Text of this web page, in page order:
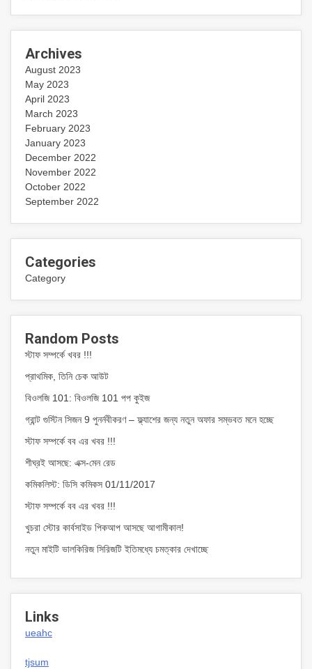
Archives
August 2023
May 2023
April 2023
March 2023
February 2023
January 2023
December 2022
November 2022
October 2022
September 2022
Categories
Category
Random Posts
স্টাফ সম্পর্কে খবর !!!
প্রাথমিক, তিনি চেক আউট
বিওলজি 101: বিওলজি 101 পপ কুইজ
গ্রান্ট গুস্টিন সিজন 9 পুনর্নবীকরণ – ফ্ল্যাশের জন্য নতুন অফার সম্ভবত মনে হচ্ছে
স্টাফ সম্পর্কে বব এর খবর !!!
শীঘ্রই আসছে: এক্স-মেন রেড
কমিকলিস্ট: ডিসি কমিকস 01/11/2017
স্টাফ সম্পর্কে বব এর খবর !!!
খুচরা স্টোর কার্বসাইড পিকআপ আসছে আগামীকাল!
নতুন মাইটি ভালকিরিজ সিরিজটি ইতিমধ্যে চমত্কার দেখাচ্ছে
Links
ueahc
tjsum